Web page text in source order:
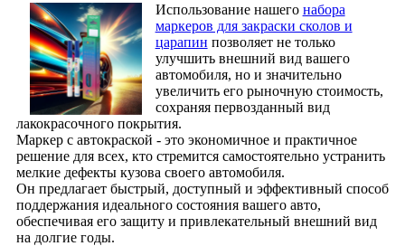
Использование нашего набора
маркеров для закраски сколов и
царапин позволяет не только
улучшить внешний вид вашего
автомобиля, но и значительно
увеличить его рыночную стоимость,
сохраняя первозданный вид
лакокрасочного покрытия.
Маркер с автокраской - это экономичное и практичное
решение для всех, кто стремится самостоятельно устранить
мелкие дефекты кузова своего автомобиля.
Он предлагает быстрый, доступный и эффективный способ
поддержания идеального состояния вашего авто,
обеспечивая его защиту и привлекательный внешний вид
на долгие годы.